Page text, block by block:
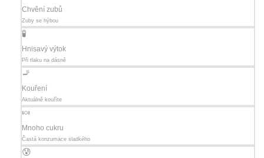
Chvění zubů
Zuby se hýbou
🧪
Hnisavý výtok
Při tlaku na dásně
🚬
Kouření
Aktuálně kouříte
🍬
Mnoho cukru
Častá konzumace sladkého
😰